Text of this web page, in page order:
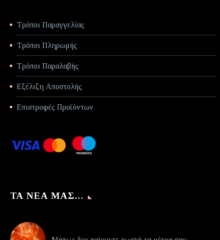
Τρόποι Παραγγελίας
Τρόποι Πληρωμής
Τρόποι Παραλαβής
Εξέλιξη Αποστολής
Επιστροφές Προϊόντων
ΤΑ ΝΈΑ ΜΑΣ…